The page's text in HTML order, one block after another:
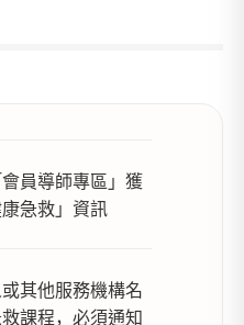
員導師專區」獲
急救」資訊
其他服務機構名
課程，必須通知